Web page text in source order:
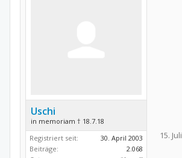
Uschi
in memoriam † 18.7.18
Registriert seit:
30. April 2003
Beiträge:
2.068
15.